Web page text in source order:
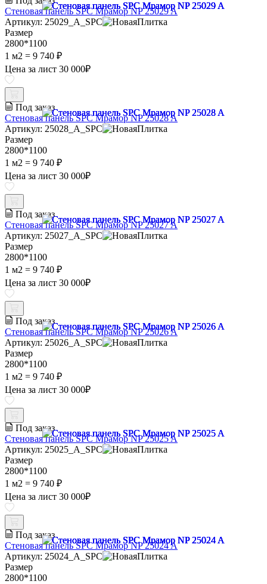
Стеновая панель SPC Мрамор NP 25029 A
Артикул: 25029_A_SPC
Размер
2800*1100
1 м2 = 9 740 ₽
Цена за лист 30 000₽
Под заказ
Стеновая панель SPC Мрамор NP 25028 A
Артикул: 25028_A_SPC
Размер
2800*1100
1 м2 = 9 740 ₽
Цена за лист 30 000₽
Под заказ
Стеновая панель SPC Мрамор NP 25027 A
Артикул: 25027_A_SPC
Размер
2800*1100
1 м2 = 9 740 ₽
Цена за лист 30 000₽
Под заказ
Стеновая панель SPC Мрамор NP 25026 A
Артикул: 25026_A_SPC
Размер
2800*1100
1 м2 = 9 740 ₽
Цена за лист 30 000₽
Под заказ
Стеновая панель SPC Мрамор NP 25025 A
Артикул: 25025_A_SPC
Размер
2800*1100
1 м2 = 9 740 ₽
Цена за лист 30 000₽
Под заказ
Стеновая панель SPC Мрамор NP 25024 A
Артикул: 25024_A_SPC
Размер
2800*1100